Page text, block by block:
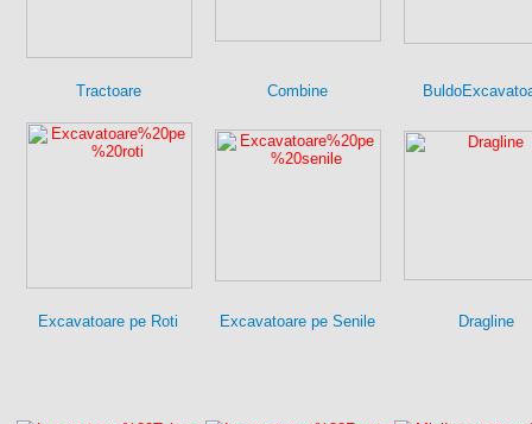
Tractoare Combine
Excavatoare pe Roti Excavatoare pe Senile Dragline